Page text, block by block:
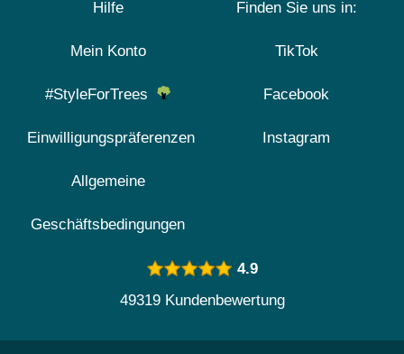
Hilfe
Mein Konto
#StyleForTrees
Einwilligungspräferenzen
Allgemeine
Geschäftsbedingungen
Finden Sie uns in:
TikTok
Facebook
Instagram
4.9
49319 Kundenbewertung